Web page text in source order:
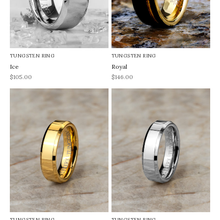
TUNGSTEN RING
Ice
REA-pris
$105.00
TUNGSTEN RING
Royal
REA-pris
$146.00